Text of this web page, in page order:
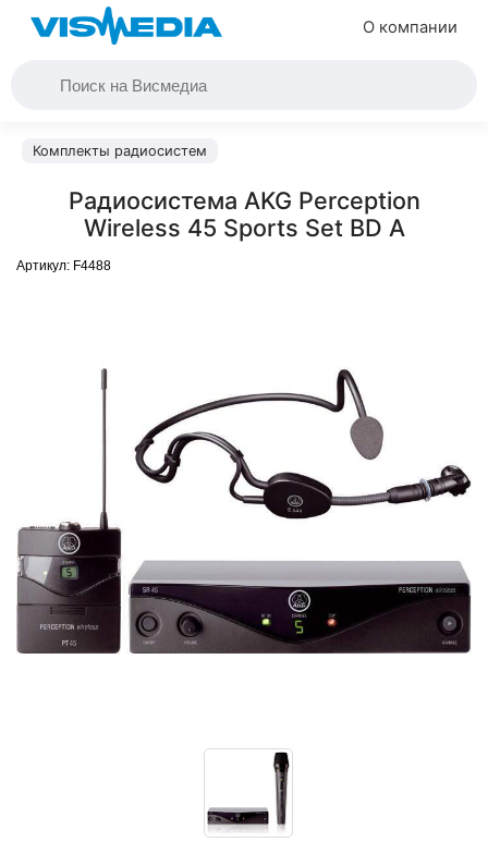
О компании
Комплекты радиосистем
Радиосистема AKG Perception
Wireless 45 Sports Set BD A
Артикул: F4488